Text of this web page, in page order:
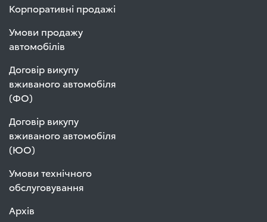
Корпоративні продажі
Умови продажу
автомобілів
Договір викупу
вживаного автомобіля
(ФО)
Договір викупу
вживаного автомобіля
(ЮО)
Умови технічного
обслуговування
Архів